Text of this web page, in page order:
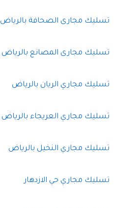
تسليك مجارى الصحافة بالرياض
تسليك مجارى المصانع بالرياض
تسليك مجاري الريان بالرياض
تسليك مجاري العريجاء بالرياض
تسليك مجاري النخيل بالرياض
تسليك مجاري حي الازدهار